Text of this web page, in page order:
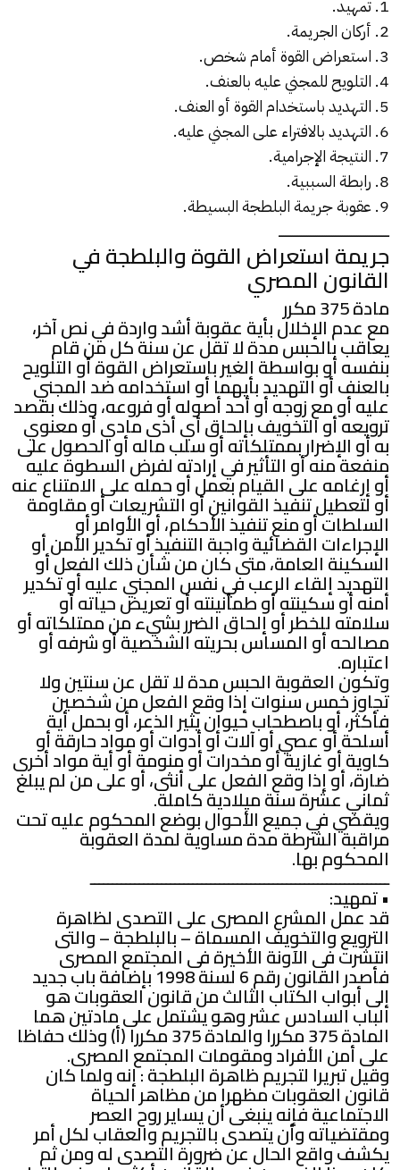
1. تمهيد.
2. أركان الجريمة.
3. استعراض القوة أمام شخص.
4. التلويح للمجني عليه بالعنف.
5. التهديد باستخدام القوة أو العنف.
6. التهديد بالافتراء على المجني عليه.
7. النتيجة الإجرامية.
8. رابطة السببية.
9. عقوبة جريمة البلطجة البسيطة.
ــــــــــــــــــــــــــــــــــــــــــــــــــــــــــــــ
جريمة استعراض القوة والبلطجة في
القانون المصري
مادة 375 مكرر
مع عدم الإخلال بأية عقوبة أشد واردة في نص آخر،
يعاقب بالحبس مدة لا تقل عن سنة كل من قام
بنفسه أو بواسطة الغير باستعراض القوة أو التلويح
بالعنف أو التهديد بأيهما أو استخدامه ضد المجني
عليه أو مع زوجه أو أحد أصوله أو فروعه، وذلك بقصد
ترويعه أو التخويف بإلحاق أي أذى مادي أو معنوي
به أو الإضرار بممتلكاته أو سلب ماله أو الحصول على
منفعة منه أو التأثير في إرادته لفرض السطوة عليه
أو إرغامه على القيام بعمل أو حمله على الامتناع عنه
أو لتعطيل تنفيذ القوانين أو التشريعات أو مقاومة
السلطات أو منع تنفيذ الأحكام، أو الأوامر أو
الإجراءات القضائية واجبة التنفيذ أو تكدير الأمن أو
السكينة العامة، متى كان من شأن ذلك الفعل أو
التهديد إلقاء الرعب في نفس المجني عليه أو تكدير
أمنه أو سكينته أو طمأنينته أو تعريض حياته أو
سلامته للخطر أو إلحاق الضرر بشيء من ممتلكاته أو
مصالحه أو المساس بحريته الشخصية أو شرفه أو
اعتباره.
وتكون العقوبة الحبس مدة لا تقل عن سنتين ولا
تجاوز خمس سنوات إذا وقع الفعل من شخصين
فأكثر، أو باصطحاب حيوان يثير الذعر، أو بحمل أية
أسلحة أو عصي أو آلات أو أدوات أو مواد حارقة أو
كاوية أو غازية أو مخدرات أو منومة أو أية مواد أخرى
ضارة، أو إذا وقع الفعل على أنثى، أو على من لم يبلغ
ثماني عشرة سنة ميلادية كاملة.
ويقضي في جميع الأحوال بوضع المحكوم عليه تحت
مراقبة الشرطة مدة مساوية لمدة العقوبة
المحكوم بها.
ـــــــــــــــــــــــــــــــــــــــــــــــــــــــــــــــــــ
• تمهيد:
قد عمل المشرع المصرى على التصدى لظاهرة
الترويع والتخويف المسماة – بالبلطجة – والتى
انتشرت فى الآونة الأخيرة فى المجتمع المصرى
فأصدر القانون رقم 6 لسنة 1998 بإضافة باب جديد
إلى أبواب الكتاب الثالث من قانون العقوبات هو
الباب السادس عشر وهو يشتمل على مادتين هما
المادة 375 مكررا والمادة 375 مكررا (أ) وذلك حفاظا
على أمن الأفراد ومقومات المجتمع المصرى.
وقيل تبريرا لتجريم ظاهرة البلطجة : إنه ولما كان
قانون العقوبات مظهرا من مظاهر الحياة
الاجتماعية فإنه ينبغى أن يساير روح العصر
ومقتضياته وأن يتصدى بالتجريم والعقاب لكل أمر
يكشف واقع الحال عن ضرورة التصدى له ومن ثم